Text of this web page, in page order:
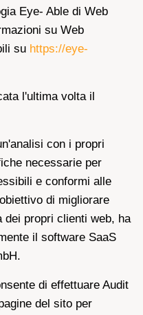
Eye- Able di Web
su Web
su https://eye-
l'ultima volta il
con i propri
necessarie per
e conformi alle
di migliorare
dei propri clienti web, ha
il software SaaS
di effettuare Audit
del sito per